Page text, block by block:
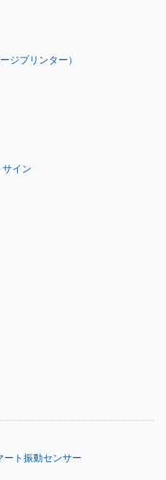
ジプリンター）
イン
ート振動センサー